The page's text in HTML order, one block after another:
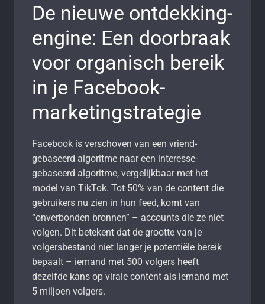
De nieuwe ontdekking-
engine: Een doorbraak
voor organisch bereik
in je Facebook-
marketingstrategie
Facebook is verschoven van een vriend-
gebaseerd algoritme naar een interesse-
gebaseerd algoritme, vergelijkbaar met het
model van TikTok. Tot 50% van de content die
gebruikers nu zien in hun feed, komt van
“onverbonden bronnen” – accounts die ze niet
volgen. Dit betekent dat de grootte van je
volgersbestand niet langer je potentiële bereik
bepaalt – iemand met 500 volgers heeft
dezelfde kans op virale content als iemand met
5 miljoen volgers.